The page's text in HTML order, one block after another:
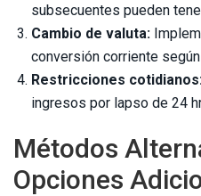
subsecuentes pueden
Cambio de valuta:
conversión corriente
Restricciones
ingresos por lapso de 24
Métodos
Opciones